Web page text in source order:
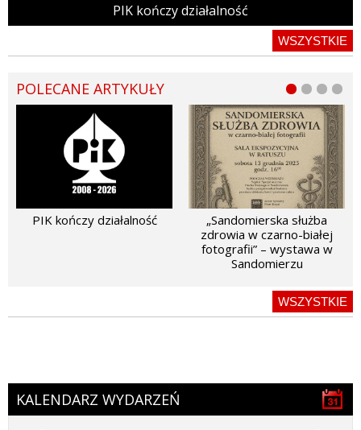
PIK kończy działalność
WSZYSTKIE
POLECANE ARTYKUŁY
PIK kończy działalność
„Sandomierska służba
zdrowia w czarno-białej
fotografii” – wystawa w
Sandomierzu
WSZYSTKIE
KALENDARZ WYDARZEŃ